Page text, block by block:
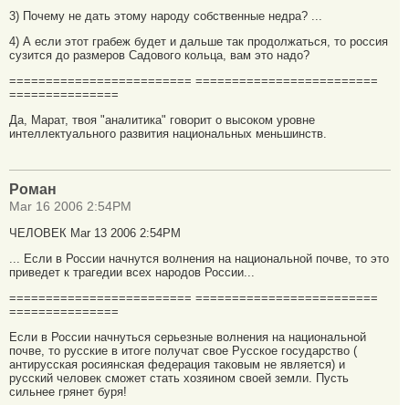
3) Почему не дать этому народу собственные недра? ...
4) А если этот грабеж будет и дальше так продолжаться, то россия
сузится до размеров Садового кольца, вам это надо?
========================= =========================
===============
Да, Марат, твоя "аналитика" говорит о высоком уровне
интеллектуального развития национальных меньшинств.
Роман
Mar 16 2006 2:54PM
ЧЕЛОВЕК Mar 13 2006 2:54PM
... Если в России начнутся волнения на национальной почве, то это
приведет к трагедии всех народов России...
========================= =========================
===============
Если в России начнуться серьезные волнения на национальной
почве, то русские в итоге получат свое Русское государство (
антирусская росиянская федерация таковым не является) и
русский человек сможет стать хозяином своей земли. Пусть
сильнее грянет буря!